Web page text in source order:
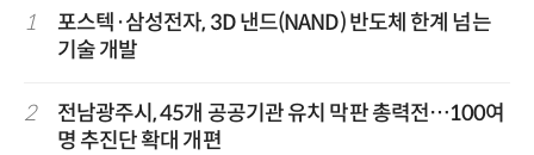
1
포스텍·삼성전자, 3D 낸드(NAND) 반도체 한계 넘는
기술 개발
2
전남광주시, 45개 공공기관 유치 막판 총력전…100여
명 추진단 확대 개편